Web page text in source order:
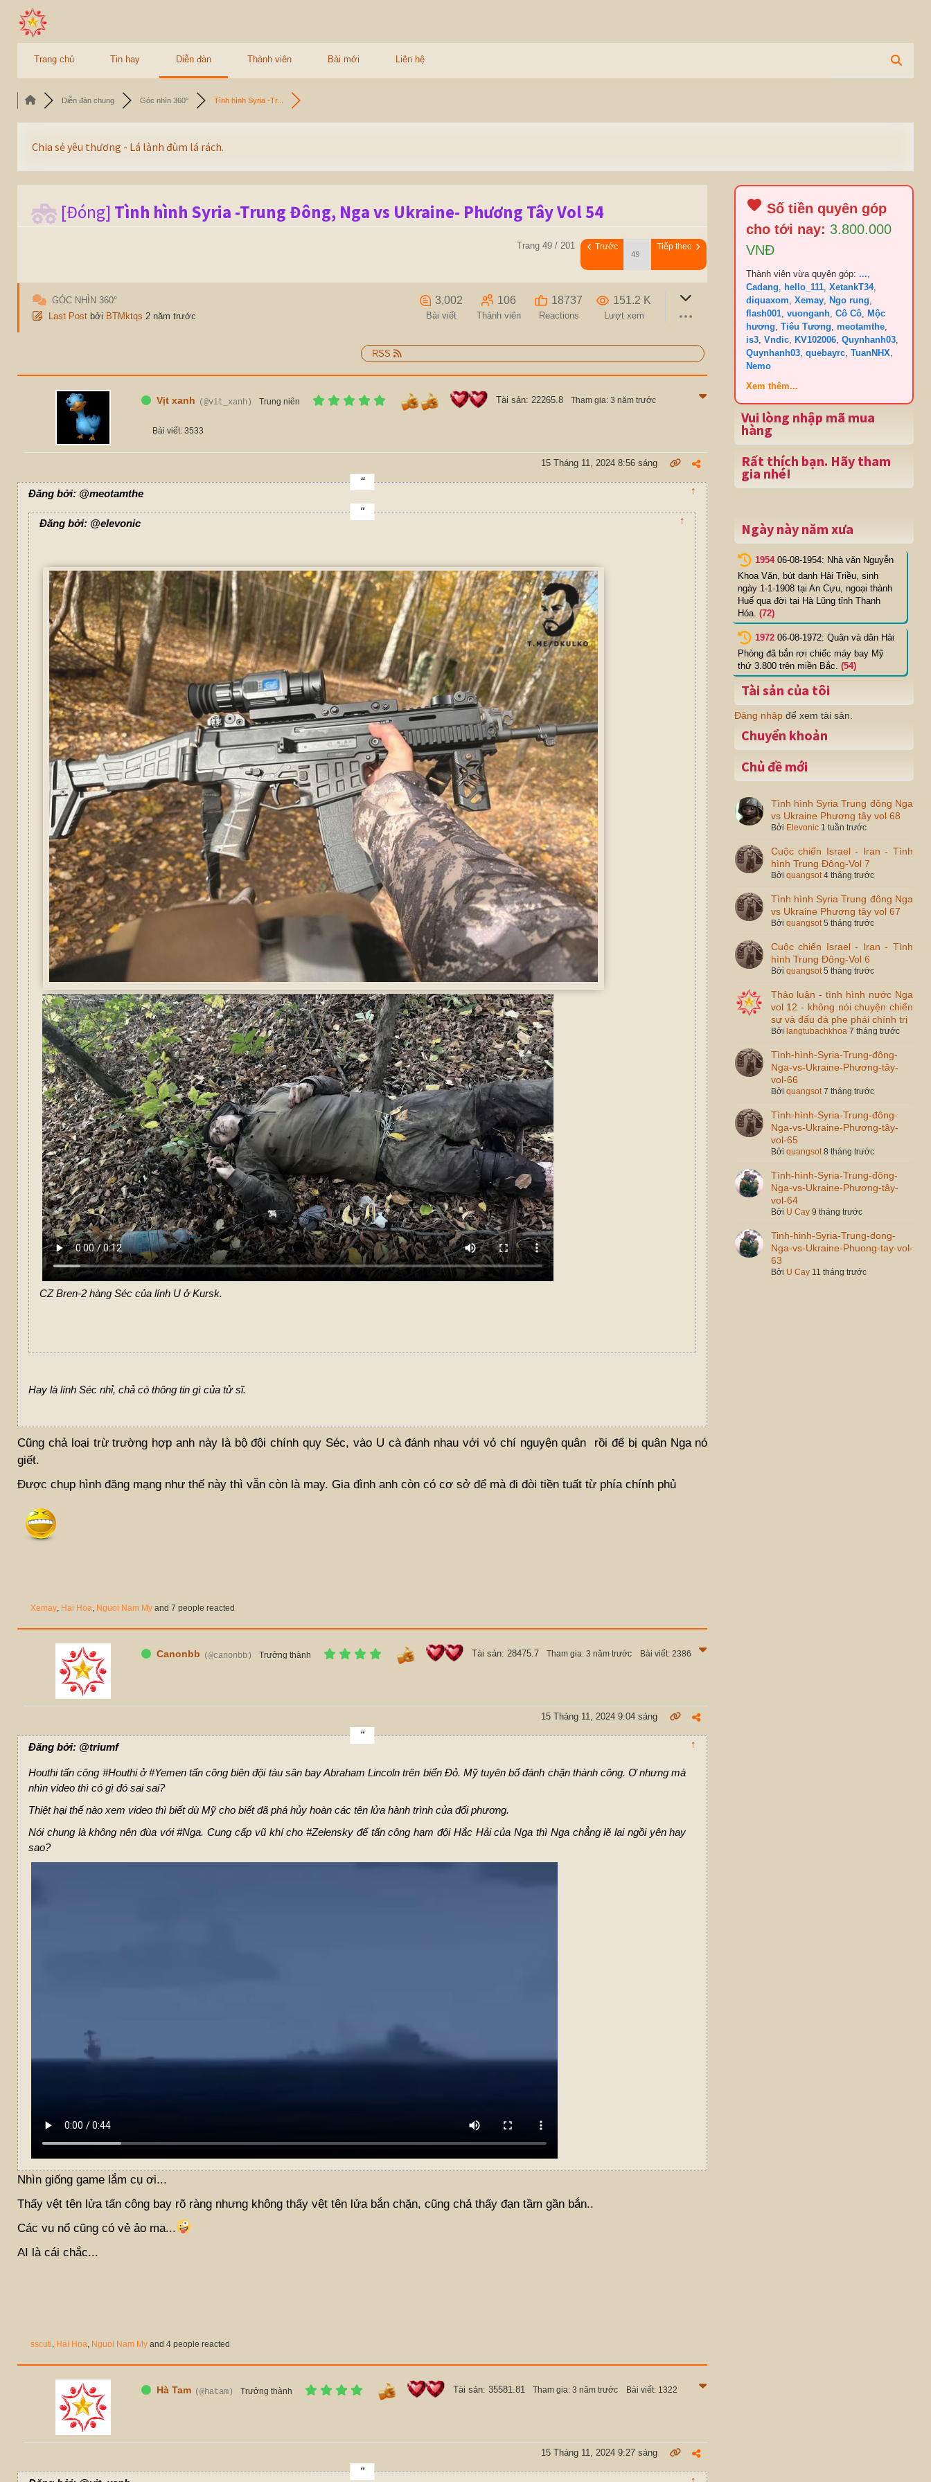
Trang chủ Tin hay Diễn đàn Thành viên Bài mới Liên hệ
Diễn đàn chung Góc nhìn 360° Tình hình Syria -Tr...
Chia sẻ yêu thương - Lá lành đùm lá rách.
[Đóng] Tình hình Syria -Trung Đông, Nga vs Ukraine- Phương Tây Vol 54
Trang 49 / 201 Trước Tiếp theo
GÓC NHÌN 360°
Last Post bởi BTMktqs 2 năm trước
3,002
Bài viết
106
Thành viên
18737
Reactions
151.2 K
Lượt xem
RSS
Vịt xanh (@vit_xanh) Trung niên Tài sản: 22265.8 Tham gia: 3 năm trước
Bài viết: 3533
15 Tháng 11, 2024 8:56 sáng
Đăng bởi: @meotamthe ↑
Đăng bởi: @elevonic ↑
CZ Bren-2 hàng Séc của lính U ở Kursk.
Hay là lính Séc nhỉ, chả có thông tin gì của tử sĩ.
Cũng chả loại trừ trường hợp anh này là bộ đội chính quy Séc, vào U cà đánh nhau với vỏ chí nguyện quân rồi để bị quân Nga nó
giết.
Được chụp hình đăng mạng như thế này thì vẫn còn là may. Gia đình anh còn có cơ sở để mà đi đòi tiền tuất từ phía chính phủ
Xemay, Hai Hoa, Nguoi Nam My and 7 people reacted
Canonbb (@canonbb) Trưởng thành Tài sản: 28475.7 Tham gia: 3 năm trước Bài viết: 2386
15 Tháng 11, 2024 9:04 sáng
Đăng bởi: @triumf ↑
Houthi tấn công #Houthiở#Yementấn công biên đội tàu sân bay Abraham Lincoln trên biển Đỏ. Mỹ tuyên bố đánh chặn thành công. Ơ nhưng mà
nhìn video thì có gì đó sai sai?
Thiệt hại thế nào xem video thì biết dù Mỹ cho biết đã phá hủy hoàn các tên lửa hành trình của đối phương.
Nói chung là không nên đùa với#Nga. Cung cấp vũ khí cho#Zelensky để tấn công hạm đội Hắc Hải của Nga thì Nga chẳng lẽ lại ngồi yên hay
sao?
Nhìn giống game lắm cụ ơi...
Thấy vệt tên lửa tấn công bay rõ ràng nhưng không thấy vệt tên lửa bắn chặn, cũng chả thấy đạn tầm gần bắn..
Các vụ nổ cũng có vẻ ảo ma...
AI là cái chắc...
sscuti, Hai Hoa, Nguoi Nam My and 4 people reacted
Hà Tam (@hatam) Trưởng thành Tài sản: 35581.81 Tham gia: 3 năm trước Bài viết: 1322
15 Tháng 11, 2024 9:27 sáng
↑
Số tiền quyên góp
cho tới nay: 3.800.000
VNĐ
Thành viên vừa quyên góp:...,
Cadang, hello_111,XetankT34,
diquaxom,Xemay, Ngo rung,
flash001,vuonganh,Cô Cô, Mộc
hương,Tiêu Tương,meotamthe,
is3,Vndic, KV102006,Quynhanh03,
Quynhanh03,quebayrc,TuanNHX,
Nemo
Xem thêm...
Vui lòng nhập mã mua
hàng
Rất thích bạn. Hãy tham
gia nhé!
Ngày này năm xưa
1954 06-08-1954: Nhà vǎn Nguyễn
Khoa Vǎn, bút danh Hải Triều, sinh
ngày 1-1-1908 tại An Cựu, ngoại thành
Huế qua đời tại Hà Lũng tỉnh Thanh
Hóa. (72)
1972 06-08-1972: Quân và dân Hải
Phòng đã bắn rơi chiếc máy bay Mỹ
thứ 3.800 trên miền Bắc. (54)
Tài sản của tôi
Đăng nhập để xem tài sản.
Chuyển khoản
Chủ đề mới
Tình hình Syria Trung đông Nga
vs Ukraine Phương tây vol 68
Bởi Elevonic 1 tuần trước
Cuộc chiến Israel - Iran - Tình
hình Trung Đông-Vol 7
Bởi quangsot 4 tháng trước
Tình hình Syria Trung đông Nga
vs Ukraine Phương tây vol 67
Bởi quangsot 5 tháng trước
Cuộc chiến Israel - Iran - Tình
hình Trung Đông-Vol 6
Bởi quangsot 5 tháng trước
Thảo luận - tình hình nước Nga
vol 12 - không nói chuyện chiến
sự và đấu đá phe phái chính trị
Bởi langtubachkhoa 7 tháng trước
Tình-hình-Syria-Trung-đông-
Nga-vs-Ukraine-Phương-tây-
vol-66
Bởi quangsot 7 tháng trước
Tình-hình-Syria-Trung-đông-
Nga-vs-Ukraine-Phương-tây-
vol-65
Bởi quangsot 8 tháng trước
Tình-hình-Syria-Trung-đông-
Nga-vs-Ukraine-Phương-tây-
vol-64
Bởi U Cay 9 tháng trước
Tinh-hinh-Syria-Trung-dong-
Nga-vs-Ukraine-Phuong-tay-vol-
63
Bởi U Cay 11 tháng trước